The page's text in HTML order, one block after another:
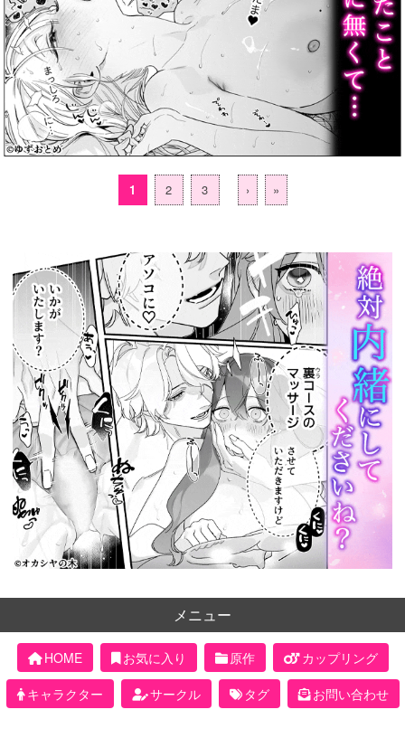
1 2 3 › »
メニュー
HOME お気に入り 原作
カップリング
キャラクター
サークル タグ お問い合わせ